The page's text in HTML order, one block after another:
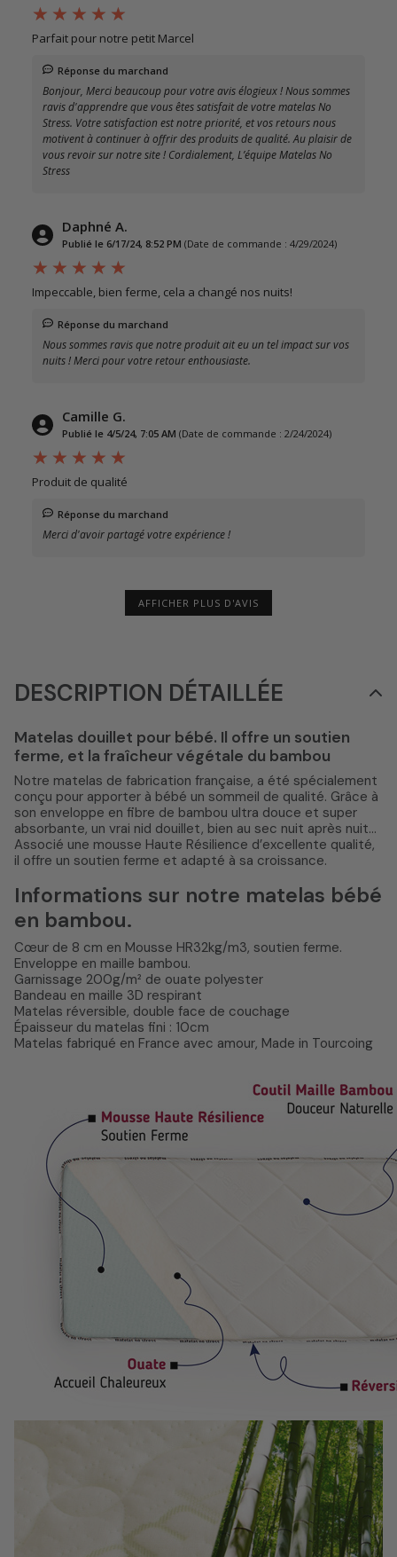
Parfait pour notre petit Marcel
Réponse du marchand
Bonjour, Merci beaucoup pour votre avis élogieux ! Nous sommes
ravis d'apprendre que vous êtes satisfait de votre matelas No
Stress. Votre satisfaction est notre priorité, et vos retours nous
motivent à continuer à offrir des produits de qualité. Au plaisir de
vous revoir sur notre site ! Cordialement, L’équipe Matelas No
Stress
Daphné A.
Publié le 6/17/24, 8:52 PM (Date de commande : 4/29/2024)
Impeccable, bien ferme, cela a changé nos nuits!
Réponse du marchand
Nous sommes ravis que notre produit ait eu un tel impact sur vos
nuits ! Merci pour votre retour enthousiaste.
Camille G.
Publié le 4/5/24, 7:05 AM (Date de commande : 2/24/2024)
Produit de qualité
Réponse du marchand
Merci d'avoir partagé votre expérience !
AFFICHER PLUS D'AVIS
DESCRIPTION DÉTAILLÉE
Matelas douillet pour bébé. Il offre un soutien
ferme, et la fraîcheur végétale du bambou
Notre matelas de fabrication française, a été spécialement
conçu pour apporter à bébé un sommeil de qualité. Grâce à
son enveloppe en fibre de bambou ultra douce et super
absorbante, un vrai nid douillet, bien au sec nuit après nuit...
Associé une mousse Haute Résilience d’excellente qualité,
il offre un soutien ferme et adapté à sa croissance.
Informations sur notre matelas bébé
en bambou.
Cœur de 8 cm en Mousse HR32kg/m3, soutien ferme.
Enveloppe en maille bambou.
Garnissage 200g/m² de ouate polyester
Bandeau en maille 3D respirant
Matelas réversible, double face de couchage
Épaisseur du matelas fini : 10cm
Matelas fabriqué en France avec amour, Made in Tourcoing